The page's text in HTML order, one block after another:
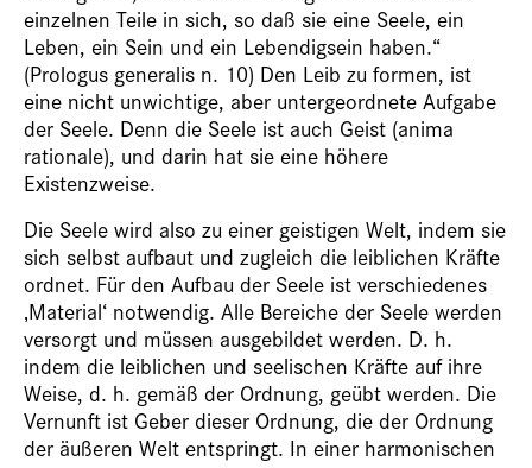
einzelnen Teile in sich, so daß sie eine Seele, ein
Leben, ein Sein und ein Lebendigsein haben.“
(Prologus generalis n. 10) Den Leib zu formen, ist
eine nicht unwichtige, aber untergeordnete Aufgabe
der Seele. Denn die Seele ist auch Geist (anima
rationale), und darin hat sie eine höhere
Existenzweise.
Die Seele wird also zu einer geistigen Welt, indem sie
sich selbst aufbaut und zugleich die leiblichen Kräfte
ordnet. Für den Aufbau der Seele ist verschiedenes
‚Material‘ notwendig. Alle Bereiche der Seele werden
versorgt und müssen ausgebildet werden. D. h.
indem die leiblichen und seelischen Kräfte auf ihre
Weise, d. h. gemäß der Ordnung, geübt werden. Die
Vernunft ist Geber dieser Ordnung, die der Ordnung
der äußeren Welt entspringt. In einer harmonischen